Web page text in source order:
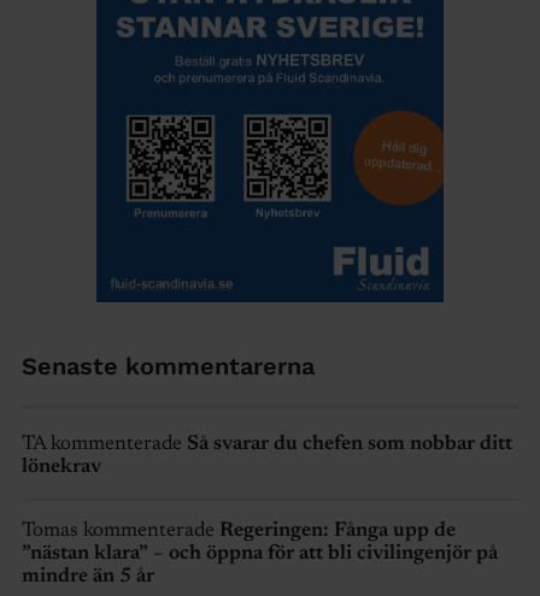
Senaste kommentarerna
TA kommenterade Så svarar du chefen som nobbar ditt
lönekrav
Tomas kommenterade Regeringen: Fånga upp de
”nästan klara” – och öppna för att bli civilingenjör på
mindre än 5 år